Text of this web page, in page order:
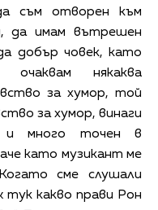
съм отворен към
да имам вътрешен
добър човек, като
някаква
за хумор, той
за хумор, винаги
и много точен в
като музикант ме
сме слушали
тук какво прави Рон